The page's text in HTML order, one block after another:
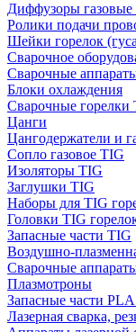
Диффузоры
Ролики подачи
Шейки горелок
Сварочное
Сварочные
Блоки охлаждения
Сварочные горелки
Цанги
Цангодержатели и
Сопло газовое TIG
Изоляторы TIG
Заглушки TIG
Наборы для TIG
Головки TIG
Запасные части TIG
Воздушно-
Сварочные
Плазмотроны
Запасные части
Лазерная сварка,